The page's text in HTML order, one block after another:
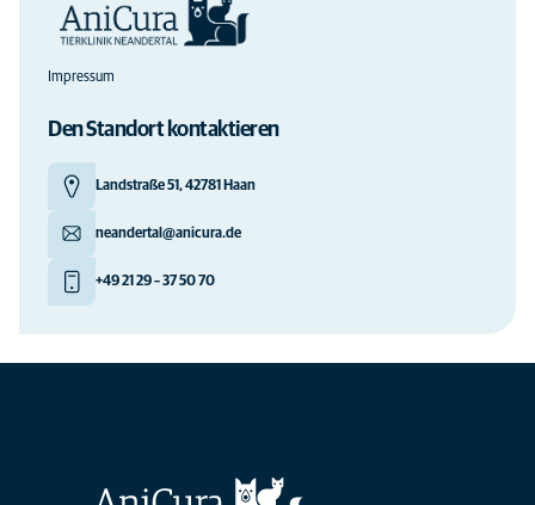
Impressum
Den Standort kontaktieren
Landstraße 51, 42781 Haan
neandertal@anicura.de
+49 21 29 – 37 50 70